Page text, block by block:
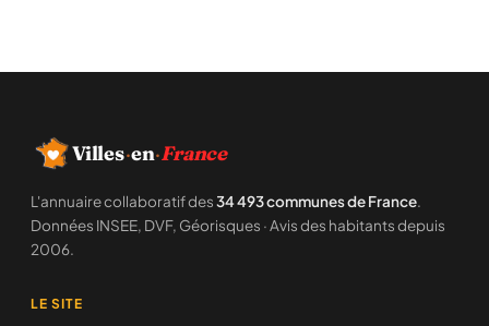
Villes·en·France
L'annuaire collaboratif des34 493 communes de France.
Données INSEE, DVF, Géorisques · Avis des habitants depuis
2006.
LE SITE